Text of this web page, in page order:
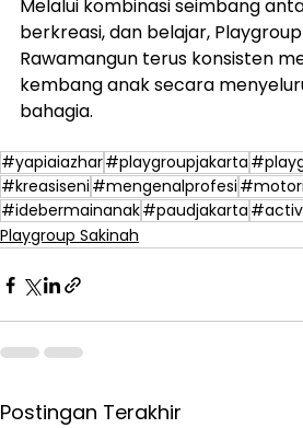
Melalui kombinasi seimbang
berkreasi, dan belajar,
Rawamangun terus konsisten
kembang anak secara
bahagia.
#yapiaiazhar#playgroupjakarta
#kreasiseni #mengenalprofesi
#idebermainanak#paudjakarta
Playgroup Sakinah
Postingan Terakhir